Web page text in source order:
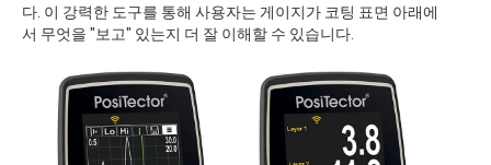
다. 이 강력한 도구를 통해 사용자는 게이지가 코팅 표면 아래에
서 무엇을 "보고" 있는지 더 잘 이해할 수 있습니다.